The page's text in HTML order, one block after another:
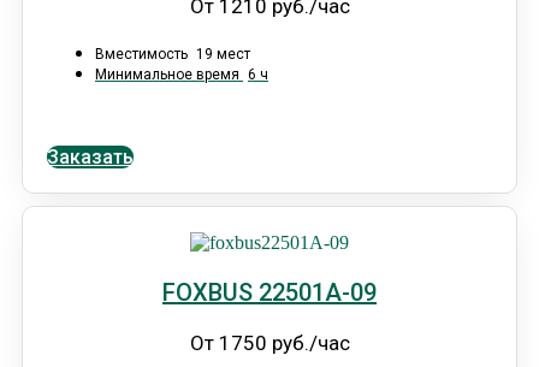
От 1210 руб./час
Вместимость 19 мест
Минимальное время 6 ч
Заказать
FOXBUS 22501А-09
От 1750 руб./час